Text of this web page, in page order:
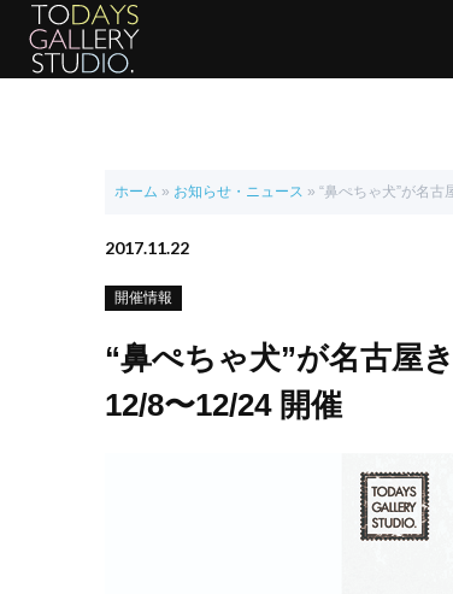
ホーム » お知らせ・ニュース » “鼻ぺちゃ犬”が名
2017.11.22
開催情報
“鼻ぺちゃ犬”が名古屋
12/8〜12/24 開催